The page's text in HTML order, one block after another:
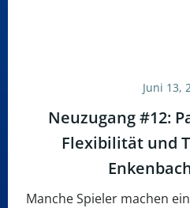
Juni 13,
Neuzugang #12:
Flexibilität und
Manche Spieler machen